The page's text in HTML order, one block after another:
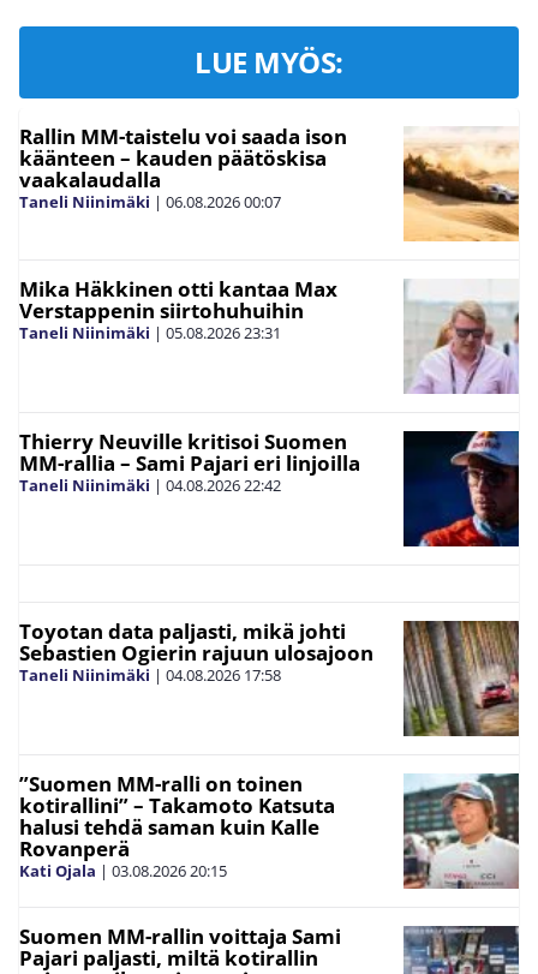
LUE MYÖS:
Rallin MM-taistelu voi saada ison
käänteen – kauden päätöskisa
vaakalaudalla
Taneli Niinimäki | 06.08.202600:07
Mika Häkkinen otti kantaa Max
Verstappenin siirtohuhuihin
Taneli Niinimäki | 05.08.202623:31
Thierry Neuville kritisoi Suomen
MM-rallia – Sami Pajari eri linjoilla
Taneli Niinimäki | 04.08.202622:42
Toyotan data paljasti, mikä johti
Sebastien Ogierin rajuun ulosajoon
Taneli Niinimäki | 04.08.2026 17:58
”Suomen MM-ralli on toinen
kotirallini” – Takamoto Katsuta
halusi tehdä saman kuin Kalle
Rovanperä
Kati Ojala | 03.08.202620:15
Suomen MM-rallin voittaja Sami
Pajari paljasti, miltä kotirallin